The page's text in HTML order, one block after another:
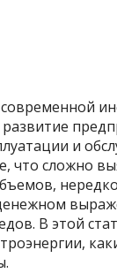
и
что сложно
В этой